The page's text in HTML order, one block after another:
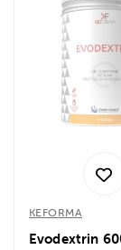
KEFORMA
Evodextrin